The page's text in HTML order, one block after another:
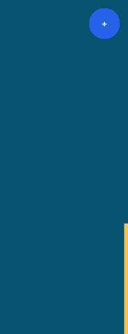
+
+
+
+
+
+
+
+
+
+
+
+
+
+
+
+
+
+
+
+
+
+
+
+